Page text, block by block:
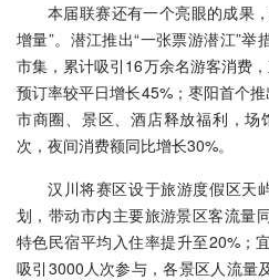
本届联赛还有一个亮眼的成果
增量”。潜江推出“一张票游潜江”
市集，累计吸引16万余名游客消费
预订率较平日增长45%；枣阳首个
市商圈、景区、酒店释放福利，场
次，夜间消费额同比增长30%。
汉川将赛区设于旅游度假区天
划，带动市内主要旅游景区客流量
特色民宿平均入住率提升至20%；
吸引3000人次参与，各景区人流量